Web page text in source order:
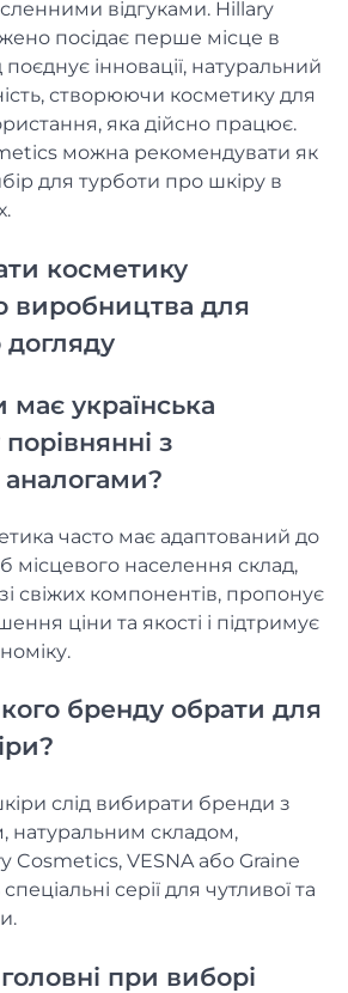
відгуками. Hillary
посідає перше місце в
інновації, натуральний
створюючи косметику для
яка дійсно працює.
можна рекомендувати як
для турботи про шкіру в
косметику
виробництва для
має українська
з
часто має адаптований до
місцевого населення склад,
свіжих компонентів, пропонує
ціни та якості і підтримує
бренду обрати для
слід вибирати бренди з
натуральним складом,
Cosmetics, VESNA або Graine
серії для чутливої та
головні при виборі